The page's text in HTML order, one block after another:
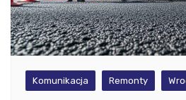
Komunikacja Remonty